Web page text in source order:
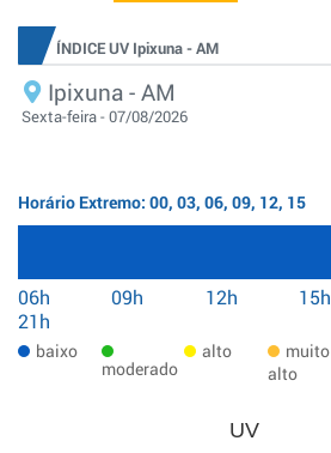
ÍNDICE UV Ipixuna - AM
Ipixuna - AM
Sexta-feira - 07/08/2026
Horário Extremo: 00, 03, 06, 09, 12, 15
06h 09h 12h 15h
21h
baixo
moderado
alto
muito
alto
UV